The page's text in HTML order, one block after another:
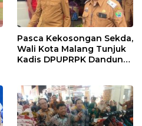
Pasca Kekosongan Sekda,
Wali Kota Malang Tunjuk
Kadis DPUPRPK Dandung
Sekda